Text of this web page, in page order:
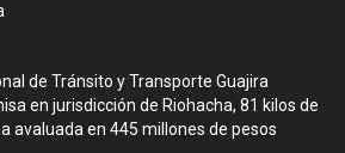
de Tránsito y Transporte Guajira
en jurisdicción de Riohacha, 81 kilos de
avaluada en 445 millones de pesos